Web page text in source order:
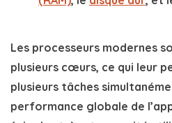
Les processeurs modernes
plusieurs cœurs, ce qui leur
plusieurs tâches
performance globale de